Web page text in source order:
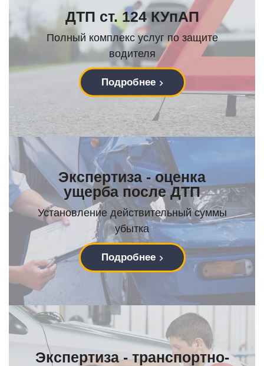
ДТП ст. 124 КУпАП
Полный комплекс услуг по защите
водителя
Подробнее
Экспертиза - оценка
ущерба после ДТП
Установление действительный суммы
убытка
Подробнее
Экспертиза - транспортно-